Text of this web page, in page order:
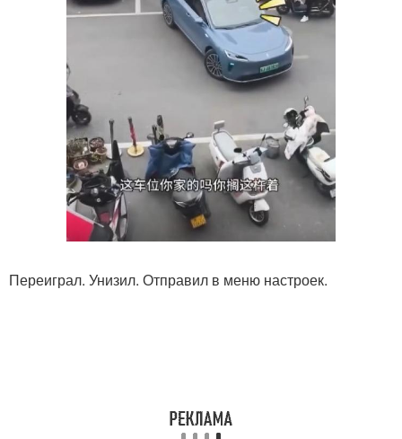
Переиграл. Унизил. Отправил в меню настроек.